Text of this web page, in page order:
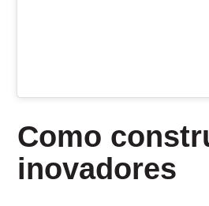
Como
inovadores